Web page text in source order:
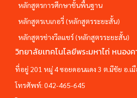
หลักสูตรการศึกษาชั้นพื้นฐาน
หลักสูตรเบเกอรี่ (หลักสูตรระยะสั้น)
หลักสูตรช่างวีลแชร์ (หลักสูตรระยะสั้น)
วิทยาลัยเทคโนโลยีพระมหาไถ่ หนอง
ที่อยู่ 201 หมู่ 4 ซอยดอนแดง 3 ต.มีชัย อ.เ
โทรศัพท์: 042-465-645